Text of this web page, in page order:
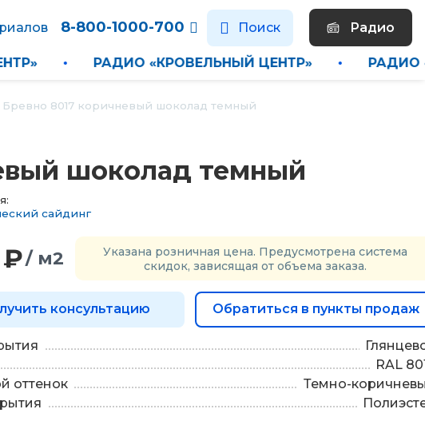
8-800-1000-700 Поиск Радио
ЦЕНТР» • РАДИО «КРОВЕЛЬНЫЙ ЦЕНТР» •
8017 коричневый шоколад темный
шоколад темный
сайдинг
₽/ м2
Указана розничная цена. Предусмотрена система
скидок, зависящая от объема заказа.
консультацию Обратиться в пункты продаж
RAL
оттенок
Темно-